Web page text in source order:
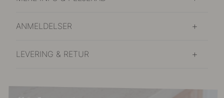
ANMELDELSER
LEVERING & RETUR